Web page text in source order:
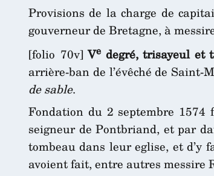
Provisions de la charge de
gouverneur de Bretagne, à
[folio 70v]Ve degré, trisayeul et
arrière-ban de l’évêché de Saint-
de sable.
Fondation du 2 septembre
seigneur de Pontbriand, et par
tombeau dans leur eglise, et d’y
avoient fait, entre autres messire